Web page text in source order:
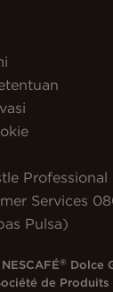
Professional
Services
Pulsa)
® Dolce
de Produits